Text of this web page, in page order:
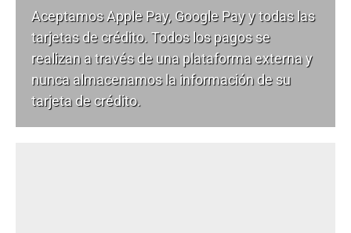
Aceptamos Apple Pay, Google Pay y todas las
tarjetas de crédito. Todos los pagos se
realizan a través de una plataforma externa y
nunca almacenamos la información de su
tarjeta de crédito.